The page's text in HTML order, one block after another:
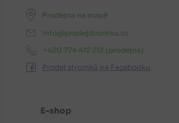
Prodejna na mapě
info@prodejstromku.cz
+420 774 412 212 (prodejna)
Prodej stromků na Facebooku
E-shop